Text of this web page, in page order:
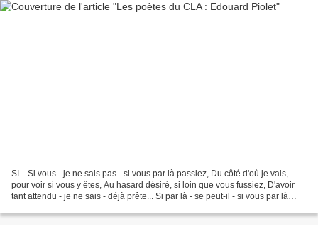
SI... Si vous - je ne sais pas - si vous par là passiez, Du côté d'où je vais,
pour voir si vous y êtes, Au hasard désiré, si loin que vous fussiez, D'avoir
tant attendu - je ne sais - déjà prête... Si par là - se peut-il - si vous par là